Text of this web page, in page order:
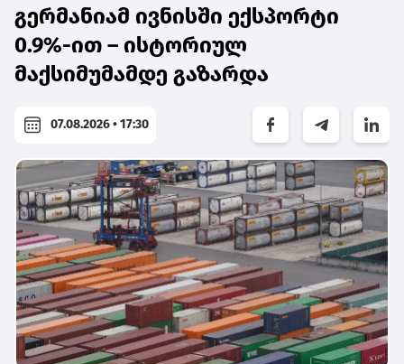
გერმანიამ ივნისში ექსპორტი
0.9%-ით – ისტორიულ
მაქსიმუმამდე გაზარდა
07.08.2026 • 17:30